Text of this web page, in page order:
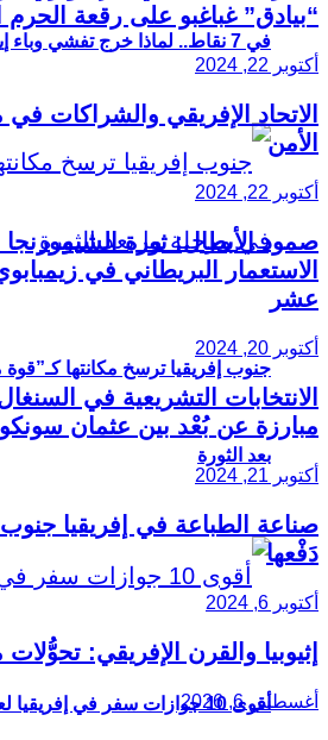
في 7 نقاط.. لماذا خرج تفشي وباء إيبولا عن السيطرة؟
جنوب إفريقيا ترسخ مكانتها
بعد الثورة
أقوى 10 جوازات سفر في إفريقيا لعام 2026
“بيادق” غباغبو على رقعة
أكتوبر 22, 2024
الاتحاد الإفريقي والشراكات
الأمن
أكتوبر 22, 2024
صمود الأبطال: ثورة
الاستعمار البريطاني في
عشر
أكتوبر 20, 2024
الانتخابات التشريعية في
مبارزة عن بُعْد بين عثمان
أكتوبر 21, 2024
صناعة الطباعة في إفريقيا
دَفْعها
أكتوبر 6, 2024
إثيوبيا والقرن الإفريقي:
أغسطس 6, 2026